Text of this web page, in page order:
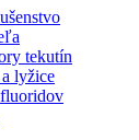
tekutín
lyžice